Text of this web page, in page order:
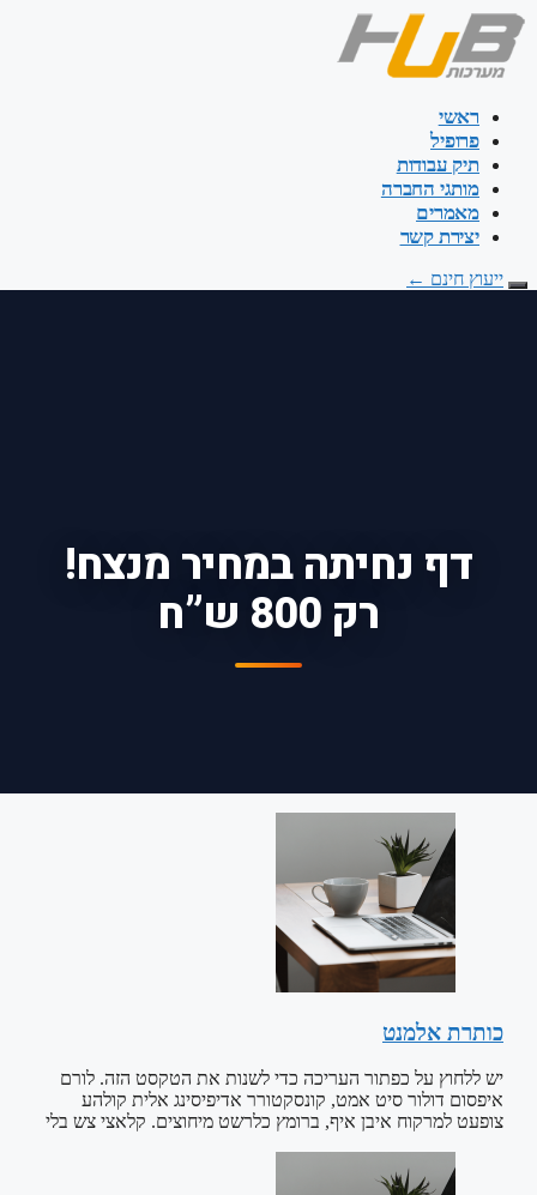
דלג
לתוכן
ראשי
פרופיל
תיק עבודות
מותגי החברה
מאמרים
יצירת קשר
ייעוץ חינם ←
דף נחיתה במחיר מנצח!
רק 800 ש”ח
כותרת אלמנט
יש ללחוץ על כפתור העריכה כדי לשנות את הטקסט הזה. לורם
איפסום דולור סיט אמט, קונסקטורר אדיפיסינג אלית קולהע
צופעט למרקוח איבן איף, ברומץ כלרשט מיחוצים. קלאצי צש בלי